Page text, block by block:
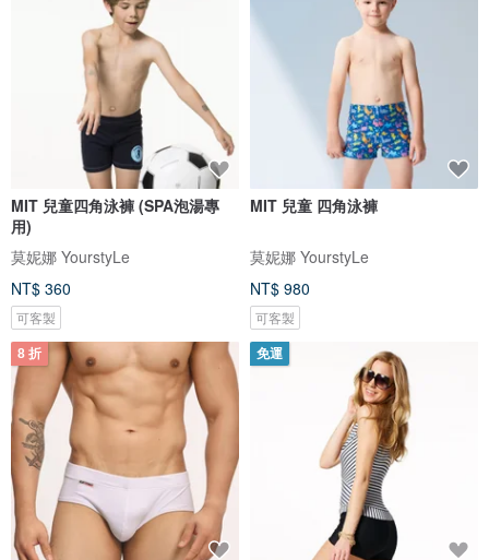
MIT 兒童四角泳褲 (SPA泡湯專
用)
莫妮娜 YourstyLe
NT$ 360
可客製
MIT 兒童 四角泳褲
莫妮娜 YourstyLe
NT$ 980
可客製
8 折 免運